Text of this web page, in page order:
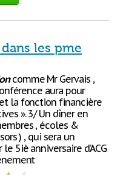
les pme
comme Mr Gervais ,
aura pour
la fonction financière
». 3/ Un dîner en
, écoles &
) , qui sera un
5iè anniversaire d’ACG